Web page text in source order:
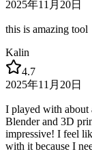
2025年11月20日
this is amazing tool
Kalin
4.7
2025年11月20日
I played with about
Blender and 3D
impressive! I feel
with it because I